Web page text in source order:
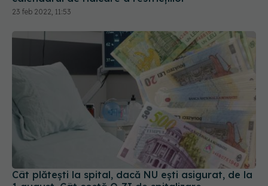
Cât plătești la spital, dacă NU ești asigurat, de la
1 august. Cât costă O ZI de spitalizare